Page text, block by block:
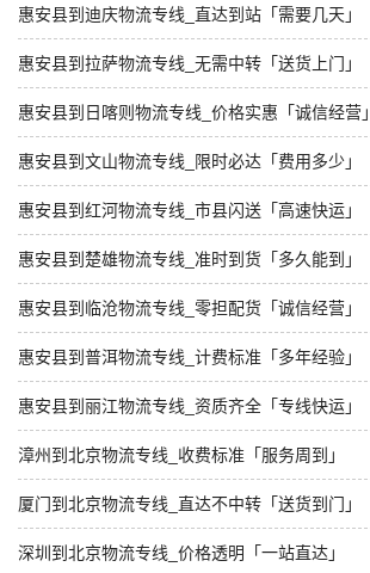
惠安县到迪庆物流专线_直达到站「需要几天」
惠安县到拉萨物流专线_无需中转「送货上门」
惠安县到日喀则物流专线_价格实惠「诚信经营」
惠安县到文山物流专线_限时必达「费用多少」
惠安县到红河物流专线_市县闪送「高速快运」
惠安县到楚雄物流专线_准时到货「多久能到」
惠安县到临沧物流专线_零担配货「诚信经营」
惠安县到普洱物流专线_计费标准「多年经验」
惠安县到丽江物流专线_资质齐全「专线快运」
漳州到北京物流专线_收费标准「服务周到」
厦门到北京物流专线_直达不中转「送货到门」
深圳到北京物流专线_价格透明「一站直达」